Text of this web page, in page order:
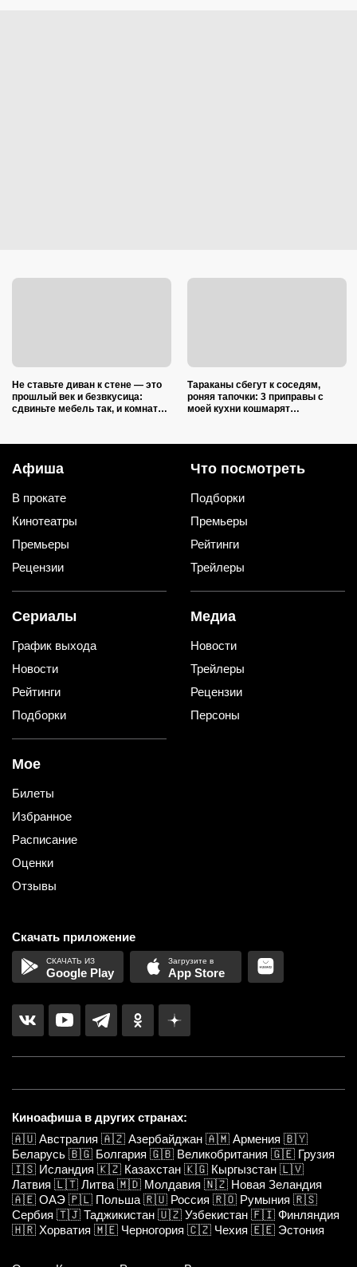
Не ставьте диван к стене — это
прошлый век и безвкусица:
сдвиньте мебель так, и комната
Тараканы сбегут к соседям,
роняя тапочки: 3 приправы с
моей кухни кошмарят
Афиша
В прокате
Кинотеатры
Премьеры
Рецензии
Что посмотреть
Подборки
Премьеры
Рейтинги
Трейлеры
Сериалы
График выхода
Новости
Рейтинги
Подборки
Медиа
Новости
Трейлеры
Рецензии
Персоны
Мое
Билеты
Избранное
Расписание
Оценки
Отзывы
Скачать приложение
Google Play App Store
Киноафиша в других странах:
🇦🇺 Австралия 🇦🇿 Азербайджан 🇦🇲 Армения 🇧🇾
Беларусь 🇧🇬 Болгария 🇬🇧 Великобритания 🇬🇪 Грузия
🇮🇸 Исландия 🇰🇿 Казахстан 🇰🇬 Кыргызстан 🇱🇻
Латвия 🇱🇹 Литва 🇲🇩 Молдавия 🇳🇿 Новая Зеландия
🇦🇪 ОАЭ 🇵🇱 Польша 🇷🇺 Россия 🇷🇴 Румыния 🇷🇸
Сербия 🇹🇯 Таджикистан 🇺🇿 Узбекистан 🇫🇮 Финляндия
🇭🇷 Хорватия 🇲🇪 Черногория 🇨🇿 Чехия 🇪🇪 Эстония